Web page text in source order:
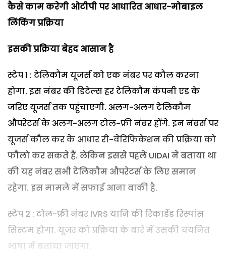
कैसे काम करेगी ओटीपी पर आधारित आधार-मोबाइल
लिंकिंग प्रक्रिया
इसकी प्रक्रिया बेहद आसान है
स्टेप 1 : टेलिकौम यूजर्स को एक नंबर पर कौल करना
होगा. इस नंबर की डिटेल्स हर टेलिकौम कंपनी एड के
जरिए यूजर्स तक पहुंचाएगी. अलग-अलग टेलिकौम
औपरेटर्स के अलग-अलग टोल-फ्री नंबर होंगे. इन नंबर्स पर
यूजर्स कौल कर के आधार री-वेरिफिकेशन की प्रक्रिया को
फौलो कर सकते हैं. लेकिन इससे पहले UIDAI ने बताया था
की यह नंबर सभी टेलिकौम औपरेटर्स के लिए समान
रहेगा. इस मामले में सफाई आना बाकी है.
स्टेप 2 : टोल-फ्री नंबर IVRS यानि की रिकार्डेड रिस्पांस
सिस्टम होगा. यूजर को प्रक्रिया के बारे में उसकी चयनित
भाषा में बताया जाएगा.